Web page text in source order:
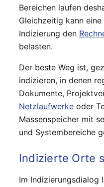
Bereichen laufen
Gleichzeitig kann
Indizierung den
belasten.
Der beste Weg ist,
indizieren, in denen
Dokumente,
Netzlaufwerke oder
Massenspeicher mit
und Systembereiche
Indizierte Orte
Im Indizierungsdialog